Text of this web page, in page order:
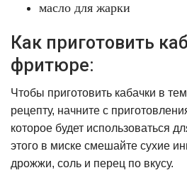
масло для жарки
Как приготовить
фритюре:
Чтобы приготовить кабачки в
рецепту, начните с
которое будет использоваться
этого в миске смешайте сухие
дрожжи, соль и перец по вкусу.